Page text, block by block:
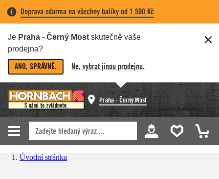
Doprava zdarma na všechny balíky od 1 500 Kč
Je Praha - Černý Most skutečně vaše
prodejna?
ANO, SPRÁVNĚ. Ne, vybrat jinou prodejnu.
Praha - Černý Most
Úvodní stránka